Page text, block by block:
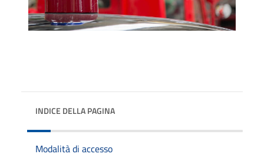
INDICE DELLA PAGINA
Modalità di accesso